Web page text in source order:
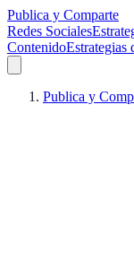
Publica y Comparte
Redes Sociales
ContenidoEstrategias
Publica y